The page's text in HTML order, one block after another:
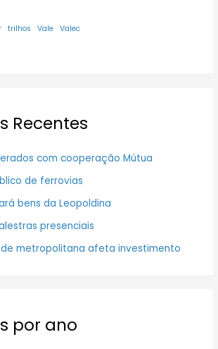
trilhos Vale Valec
Recentes
com cooperação Mútua
de ferrovias
bens da Leopoldina
presenciais
metropolitana afeta investimento
por ano